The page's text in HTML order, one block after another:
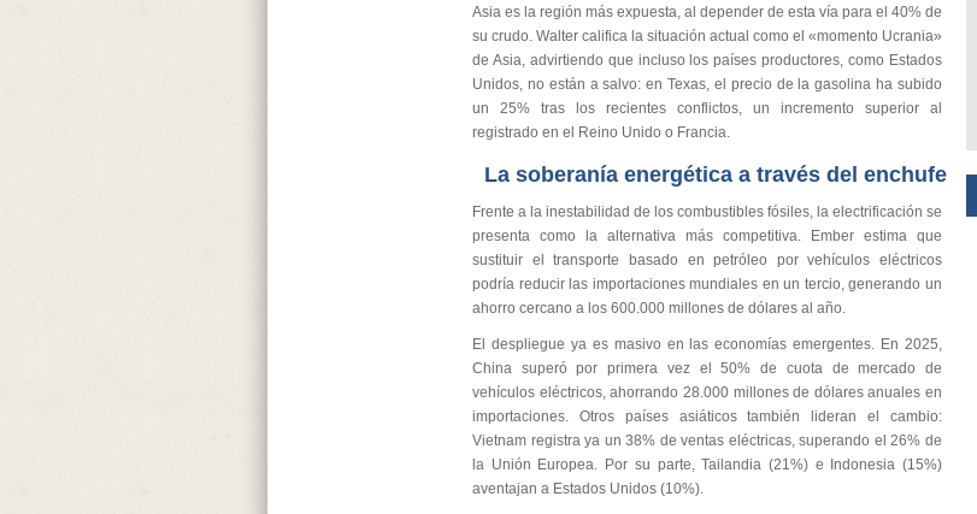
Asia es la región más expuesta, al depender de esta vía para el 40% de
su crudo. Walter califica la situación actual como el «momento Ucrania»
de Asia, advirtiendo que incluso los países productores, como Estados
Unidos, no están a salvo: en Texas, el precio de la gasolina ha subido
un 25% tras los recientes conflictos, un incremento superior al
registrado en el Reino Unido o Francia.
La soberanía energética a través del enchufe
Frente a la inestabilidad de los combustibles fósiles, la electrificación se
presenta como la alternativa más competitiva. Ember estima que
sustituir el transporte basado en petróleo por vehículos eléctricos
podría reducir las importaciones mundiales en un tercio, generando un
ahorro cercano a los 600.000 millones de dólares al año.
El despliegue ya es masivo en las economías emergentes. En 2025,
China superó por primera vez el 50% de cuota de mercado de
vehículos eléctricos, ahorrando 28.000 millones de dólares anuales en
importaciones. Otros países asiáticos también lideran el cambio:
Vietnam registra ya un 38% de ventas eléctricas, superando el 26% de
la Unión Europea. Por su parte, Tailandia (21%) e Indonesia (15%)
aventajan a Estados Unidos (10%).